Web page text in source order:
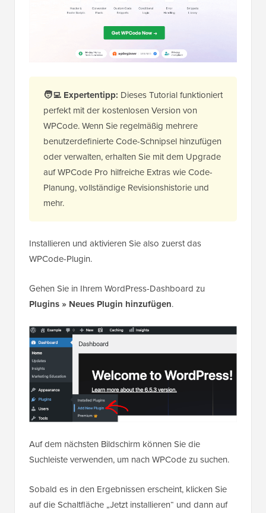
🧑‍💻 Expertentipp: Dieses Tutorial funktioniert
perfekt mit der kostenlosen Version von
WPCode. Wenn Sie regelmäßig mehrere
benutzerdefinierte Code-Schnipsel hinzufügen
oder verwalten, erhalten Sie mit dem Upgrade
auf WPCode Pro hilfreiche Extras wie Code-
Planung, vollständige Revisionshistorie und
mehr.
Installieren und aktivieren Sie also zuerst das
WPCode-Plugin.
Gehen Sie in Ihrem WordPress-Dashboard zu
Plugins » Neues Plugin hinzufügen.
Auf dem nächsten Bildschirm können Sie die
Suchleiste verwenden, um nach WPCode zu suchen.
Sobald es in den Ergebnissen erscheint, klicken Sie
auf die Schaltfläche „Jetzt installieren“ und dann auf